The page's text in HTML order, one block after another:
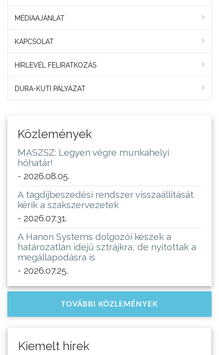
MÉDIAAJÁNLAT
KAPCSOLAT
HÍRLEVÉL FELIRATKOZÁS
DURA-KUTI PÁLYÁZAT
Közlemények
MASZSZ: Legyen végre munkahelyi
hőhatár!
- 2026.08.05.
A tagdíjbeszedési rendszer visszaállítását
kérik a szakszervezetek
- 2026.07.31.
A Hanon Systems dolgozói készek a
határozatlan idejű sztrájkra, de nyitottak a
megállapodásra is
- 2026.07.25.
TOVÁBBI KÖZLEMÉNYEK
Kiemelt hírek